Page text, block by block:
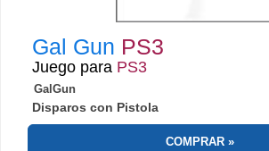
Gal Gun PS3
Juego para PS3
GalGun
Disparos con Pistola
COMPRAR